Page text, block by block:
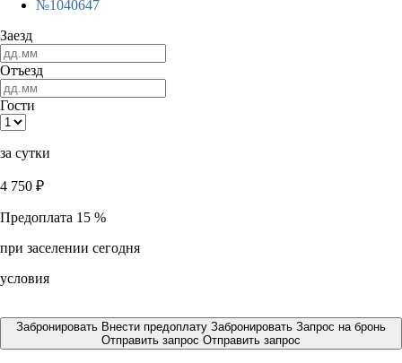
№1040647
Заезд
Отъезд
Гости
за сутки
4 750 ₽
Предоплата 15 %
при заселении сегодня
условия
Забронировать Внести предоплату Забронировать Запрос на бронь
Отправить запрос Отправить запрос